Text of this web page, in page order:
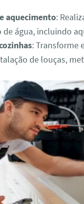
aquecimento:
água, incluindo
: Transforme
de louças,